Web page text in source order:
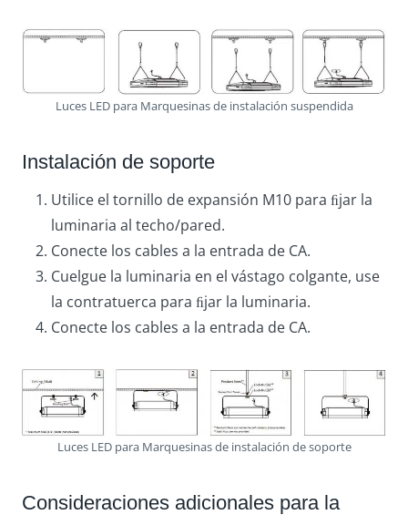
Luces LED para Marquesinas de instalación suspendida
Instalación de soporte
Utilice el tornillo de expansión M10 para ﬁjar la
luminaria al techo/pared.
Conecte los cables a la entrada de CA.
Cuelgue la luminaria en el vástago colgante, use
la contratuerca para ﬁjar la luminaria.
Conecte los cables a la entrada de CA.
Luces LED para Marquesinas de instalación de soporte
Consideraciones adicionales para la